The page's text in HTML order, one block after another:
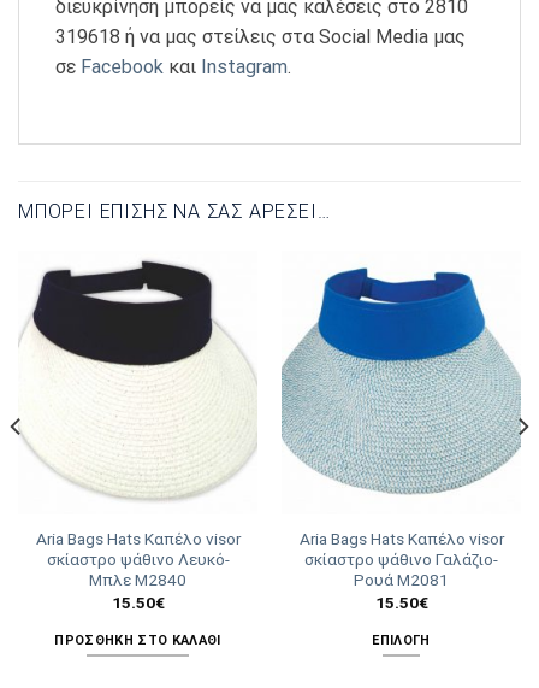
διευκρίνηση μπορείς να μας καλέσεις στο 2810
319618 ή να μας στείλεις στα Social Media μας
σε Facebook και Instagram.
ΜΠΟΡΕΊ ΕΠΊΣΗΣ ΝΑ ΣΑΣ ΑΡΈΣΕΙ…
Aria Bags Hats Καπέλο visor
σκίαστρο ψάθινο Λευκό-
Μπλε Μ2840
15.50€
ΠΡΟΣΘΉΚΗ ΣΤΟ ΚΑΛΆΘΙ
Aria Bags Hats Καπέλο visor
σκίαστρο ψάθινο Γαλάζιο-
Ρουά Μ2081
15.50€
ΕΠΙΛΟΓΉ